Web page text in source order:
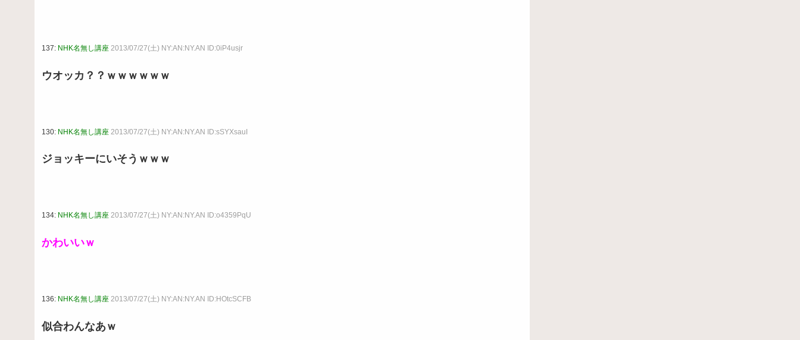
137: NHK名無し講座 2013/07/27(土) NY:AN:NY.AN ID:0iP4usjr
ウオッカ？？ｗｗｗｗｗｗ
130: NHK名無し講座 2013/07/27(土) NY:AN:NY.AN ID:sSYXsauI
ジョッキーにいそうｗｗｗ
134: NHK名無し講座 2013/07/27(土) NY:AN:NY.AN ID:o4359PqU
かわいいｗ
136: NHK名無し講座 2013/07/27(土) NY:AN:NY.AN ID:HOtcSCFB
似合わんなあｗ